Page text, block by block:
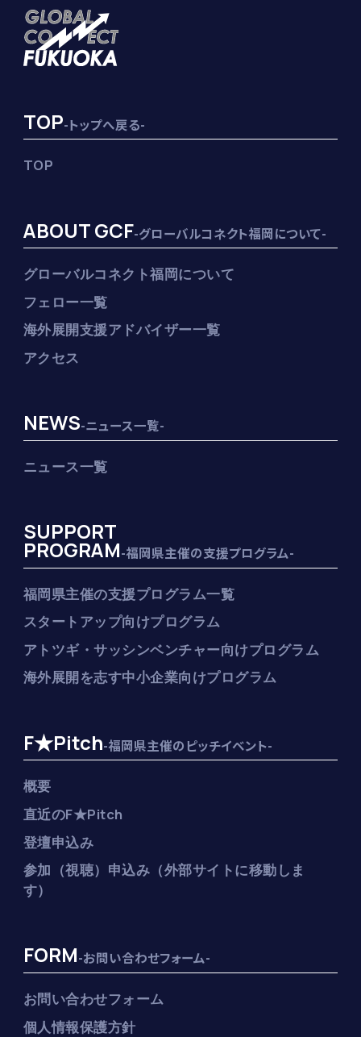
TOP-トップへ戻る-
TOP
ABOUT GCF-グローバルコネクト福岡について-
グローバルコネクト福岡について
フェロー一覧
海外展開支援アドバイザー一覧
アクセス
NEWS-ニュース一覧-
ニュース一覧
SUPPORT
PROGRAM-福岡県主催の支援プログラム-
福岡県主催の支援プログラム一覧
スタートアップ向けプログラム
アトツギ・サッシンベンチャー向けプログラム
海外展開を志す中小企業向けプログラム
F★Pitch-福岡県主催のピッチイベント-
概要
直近のF★Pitch
登壇申込み
参加（視聴）申込み（外部サイトに移動しま
す）
FORM-お問い合わせフォーム-
お問い合わせフォーム
個人情報保護方針